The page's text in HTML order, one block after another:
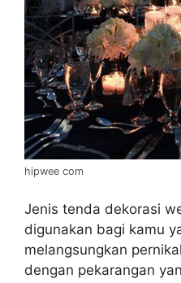
hipwee com
Jenis tenda dekorasi
digunakan bagi kamu
melangsungkan
dengan pekarangan